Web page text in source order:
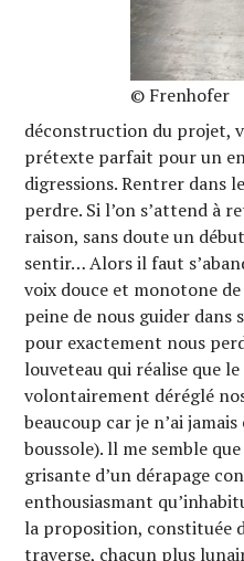
© Frenhofer
déconstruction du projet,
prétexte parfait pour un
digressions. Rentrer dans
perdre. Si l’on s’attend à
raison, sans doute un
sentir… Alors il faut
voix douce et monotone
peine de nous guider dans
pour exactement nous
louveteau qui réalise que
volontairement déréglé
beaucoup car je n’ai
boussole). ll me semble
grisante d’un dérapage
enthousiasmant
la proposition, constituée
traverse, chacun plus